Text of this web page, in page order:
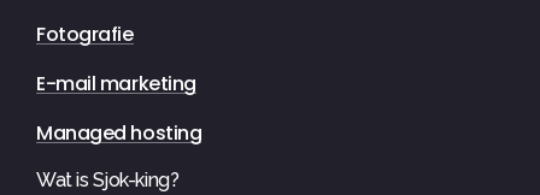
Fotografie
E-mail marketing
Managed hosting
Wat is Sjok-king?